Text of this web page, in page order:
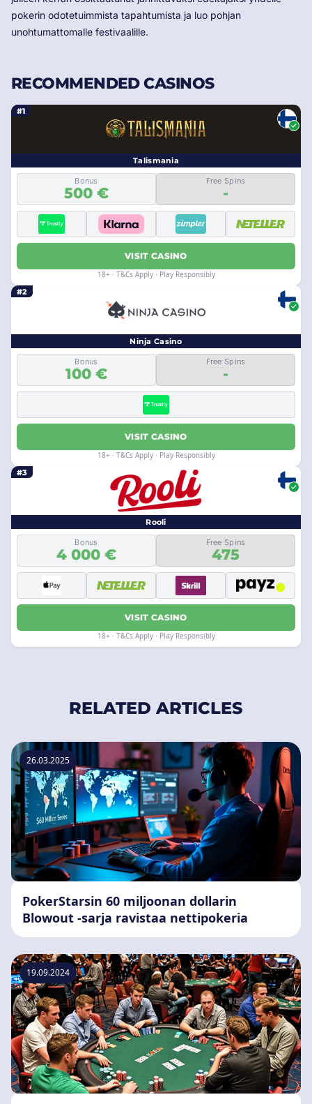
pokerin odotetuimmista tapahtumista ja luo pohjan
unohtumattomalle festivaalille.
RECOMMENDED CASINOS
#1
Talismania
Bonus
500 €
Free Spins
-
VISIT CASINO
18+ · T&Cs Apply · Play Responsibly
#2
Ninja Casino
Bonus
100 €
Free Spins
-
VISIT CASINO
18+ · T&Cs Apply · Play Responsibly
#3
Rooli
Bonus
4 000 €
Free Spins
475
VISIT CASINO
18+ · T&Cs Apply · Play Responsibly
RELATED ARTICLES
26.03.2025
PokerStarsin 60 miljoonan dollarin
Blowout -sarja ravistaa nettipokeria
19.09.2024